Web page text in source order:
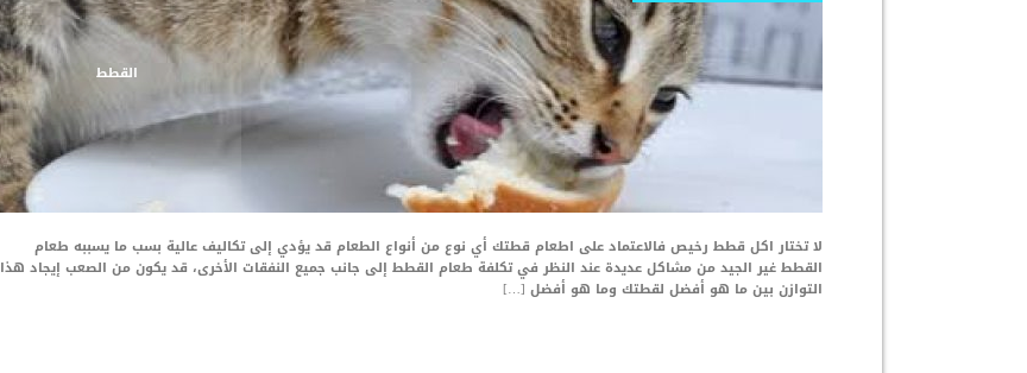
القطط
لا تختار اكل قطط رخيص فالاعتماد على اطعام قطتك أي نوع من أنواع الطعام قد يؤدي إلى تكاليف عالية بسب ما يسببه طعام
القطط غير الجيد من مشاكل عديدة عند النظر في تكلفة طعام القطط إلى جانب جميع النفقات الأخرى، قد يكون من الصعب إيجاد هذا
التوازن بين ما هو أفضل لقطتك وما هو أفضل […]